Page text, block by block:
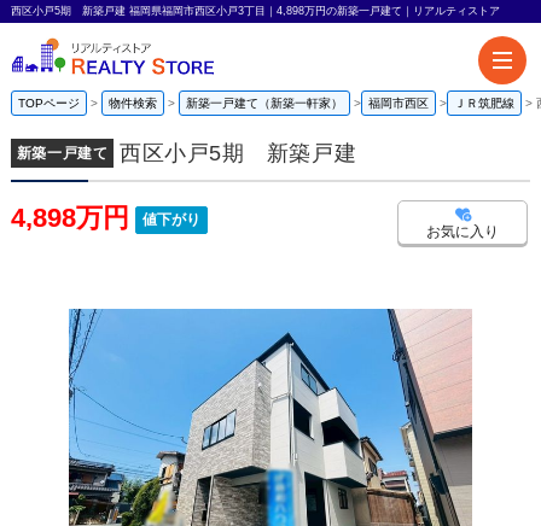
西区小戸5期 新築戸建 福岡県福岡市西区小戸3丁目｜4,898万円の新築一戸建て｜リアルティストア
TOPページ 物件検索 新築一戸建て（新築一軒家） 福岡市西区 ＪＲ筑肥線
新築一戸建て 西区小戸5期 新築戸建
4,898万円 値下がり
お気に入り